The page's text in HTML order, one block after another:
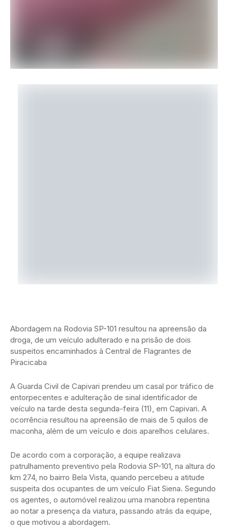
Abordagem na Rodovia SP-101 resultou na apreensão da
droga, de um veículo adulterado e na prisão de dois
suspeitos encaminhados à Central de Flagrantes de
Piracicaba
A Guarda Civil de Capivari prendeu um casal por tráfico de
entorpecentes e adulteração de sinal identificador de
veículo na tarde desta segunda-feira (11), em Capivari. A
ocorrência resultou na apreensão de mais de 5 quilos de
maconha, além de um veículo e dois aparelhos celulares.
De acordo com a corporação, a equipe realizava
patrulhamento preventivo pela Rodovia SP-101, na altura do
km 274, no bairro Bela Vista, quando percebeu a atitude
suspeita dos ocupantes de um veículo Fiat Siena. Segundo
os agentes, o automóvel realizou uma manobra repentina
ao notar a presença da viatura, passando atrás da equipe,
o que motivou a abordagem.